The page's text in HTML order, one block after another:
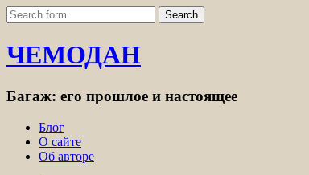
ЧЕМОДАН
Багаж: его прошлое и настоящее
Блог
О сайте
Об авторе